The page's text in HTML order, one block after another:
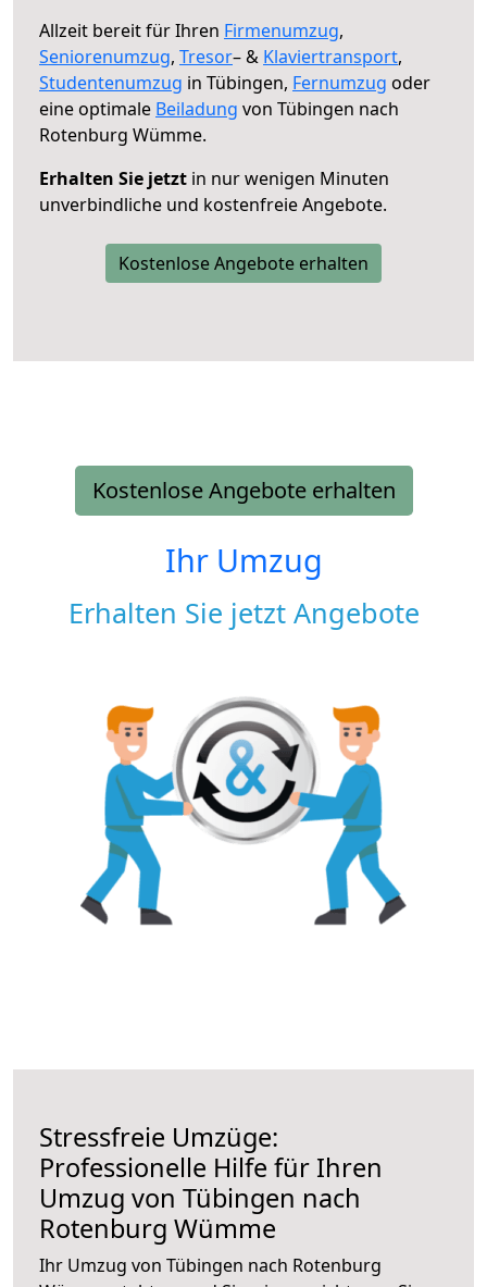
Allzeit bereit für Ihren Firmenumzug,
Seniorenumzug, Tresor– & Klaviertransport,
Studentenumzug in Tübingen, Fernumzug oder
eine optimale Beiladung von Tübingen nach
Rotenburg Wümme.
Erhalten Sie jetzt in nur wenigen Minuten
unverbindliche und kostenfreie Angebote.
Kostenlose Angebote erhalten
Kostenlose Angebote erhalten
Ihr Umzug
Erhalten Sie jetzt Angebote
Stressfreie Umzüge:
Professionelle Hilfe für Ihren
Umzug von Tübingen nach
Rotenburg Wümme
Ihr Umzug von Tübingen nach Rotenburg